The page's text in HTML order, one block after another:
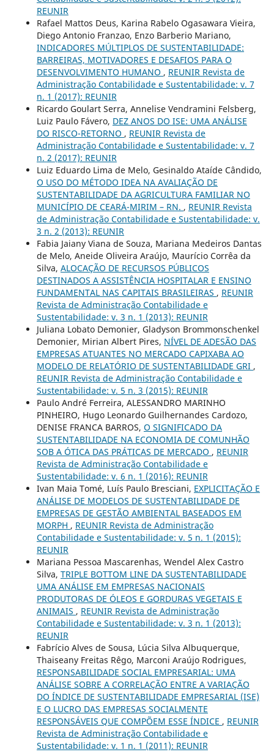
REUNIR
Rafael Mattos Deus, Karina Rabelo Ogasawara Vieira,
Diego Antonio Franzao, Enzo Barberio Mariano,
INDICADORES MÚLTIPLOS DE SUSTENTABILIDADE:
BARREIRAS, MOTIVADORES E DESAFIOS PARA O
DESENVOLVIMENTO HUMANO , REUNIR Revista de
Administração Contabilidade e Sustentabilidade: v. 7
n. 1 (2017): REUNIR
Ricardo Goulart Serra, Annelise Vendramini Felsberg,
Luiz Paulo Fávero, DEZ ANOS DO ISE: UMA ANÁLISE
DO RISCO-RETORNO , REUNIR Revista de
Administração Contabilidade e Sustentabilidade: v. 7
n. 2 (2017): REUNIR
Luiz Eduardo Lima de Melo, Gesinaldo Ataíde Cândido,
O USO DO MÉTODO IDEA NA AVALIAÇÃO DE
SUSTENTABILIDADE DA AGRICULTURA FAMILIAR NO
MUNICÍPIO DE CEARÁ-MIRIM – RN. , REUNIR Revista
de Administração Contabilidade e Sustentabilidade: v.
3 n. 2 (2013): REUNIR
Fabia Jaiany Viana de Souza, Mariana Medeiros Dantas
de Melo, Aneide Oliveira Araújo, Maurício Corrêa da
Silva, ALOCAÇÃO DE RECURSOS PÚBLICOS
DESTINADOS A ASSISTÊNCIA HOSPITALAR E ENSINO
FUNDAMENTAL NAS CAPITAIS BRASILEIRAS , REUNIR
Revista de Administração Contabilidade e
Sustentabilidade: v. 3 n. 1 (2013): REUNIR
Juliana Lobato Demonier, Gladyson Brommonschenkel
Demonier, Mirian Albert Pires, NÍVEL DE ADESÃO DAS
EMPRESAS ATUANTES NO MERCADO CAPIXABA AO
MODELO DE RELATÓRIO DE SUSTENTABILIDADE GRI ,
REUNIR Revista de Administração Contabilidade e
Sustentabilidade: v. 5 n. 3 (2015): REUNIR
Paulo André Ferreira, ALESSANDRO MARINHO
PINHEIRO, Hugo Leonardo Guilhernandes Cardozo,
DENISE FRANCA BARROS, O SIGNIFICADO DA
SUSTENTABILIDADE NA ECONOMIA DE COMUNHÃO
SOB A ÓTICA DAS PRÁTICAS DE MERCADO , REUNIR
Revista de Administração Contabilidade e
Sustentabilidade: v. 6 n. 1 (2016): REUNIR
Ivan Maia Tomé, Luís Paulo Bresciani, EXPLICITAÇÃO E
ANÁLISE DE MODELOS DE SUSTENTABILIDADE DE
EMPRESAS DE GESTÃO AMBIENTAL BASEADOS EM
MORPH , REUNIR Revista de Administração
Contabilidade e Sustentabilidade: v. 5 n. 1 (2015):
REUNIR
Mariana Pessoa Mascarenhas, Wendel Alex Castro
Silva, TRIPLE BOTTOM LINE DA SUSTENTABILIDADE
UMA ANÁLISE EM EMPRESAS NACIONAIS
PRODUTORAS DE ÓLEOS E GORDURAS VEGETAIS E
ANIMAIS , REUNIR Revista de Administração
Contabilidade e Sustentabilidade: v. 3 n. 1 (2013):
REUNIR
Fabrício Alves de Sousa, Lúcia Silva Albuquerque,
Thaiseany Freitas Rêgo, Marconi Araújo Rodrigues,
RESPONSABILIDADE SOCIAL EMPRESARIAL: UMA
ANÁLISE SOBRE A CORRELAÇÃO ENTRE A VARIAÇÃO
DO ÍNDICE DE SUSTENTABILIDADE EMPRESARIAL (ISE)
E O LUCRO DAS EMPRESAS SOCIALMENTE
RESPONSÁVEIS QUE COMPÕEM ESSE ÍNDICE , REUNIR
Revista de Administração Contabilidade e
Sustentabilidade: v. 1 n. 1 (2011): REUNIR